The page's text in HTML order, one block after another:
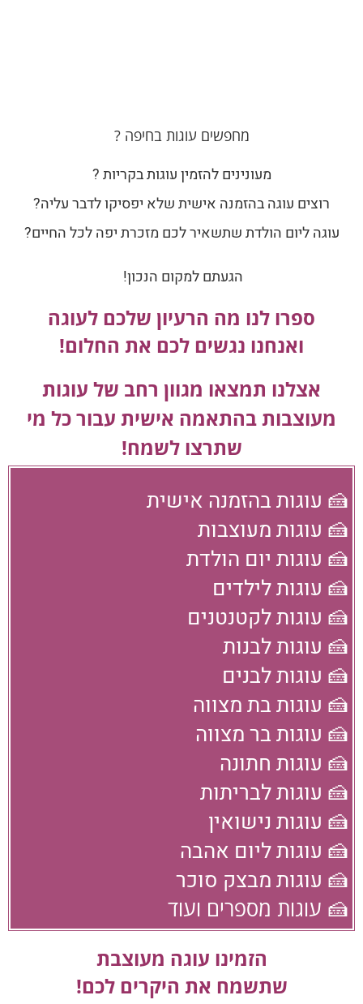
מחפשים עוגות בחיפה ?
מעונינים להזמין עוגות בקריות ?
רוצים עוגה בהזמנה אישית שלא יפסיקו לדבר עליה?
עוגה ליום הולדת שתשאיר לכם מזכרת יפה לכל החיים?
הגעתם למקום הנכון!
ספרו לנו מה הרעיון שלכם לעוגה
ואנחנו נגשים לכם את החלום!
אצלנו תמצאו מגוון רחב של עוגות
מעוצבות בהתאמה אישית עבור כל מי
שתרצו לשמח!
🍰 עוגות בהזמנה אישית
🍰 עוגות מעוצבות
🍰 עוגות יום הולדת
🍰 עוגות לילדים
🍰 עוגות לקטנטנים
🍰 עוגות לבנות
🍰 עוגות לבנים
🍰 עוגות בת מצווה
🍰 עוגות בר מצווה
🍰 עוגות חתונה
🍰 עוגות לבריתות
🍰 עוגות נישואין
🍰 עוגות ליום אהבה
🍰 עוגות מבצק סוכר
🍰 עוגות מספרים ועוד
הזמינו עוגה מעוצבת
שתשמח את היקרים לכם!